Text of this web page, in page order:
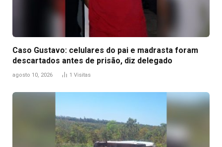
Caso Gustavo: celulares do pai e madrasta foram
descartados antes de prisão, diz delegado
agosto 10, 2026 1 Visitas